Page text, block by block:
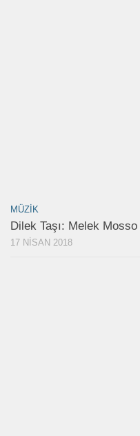
MÜZIK
Dilek Taşı: Melek
17 NISAN 2018